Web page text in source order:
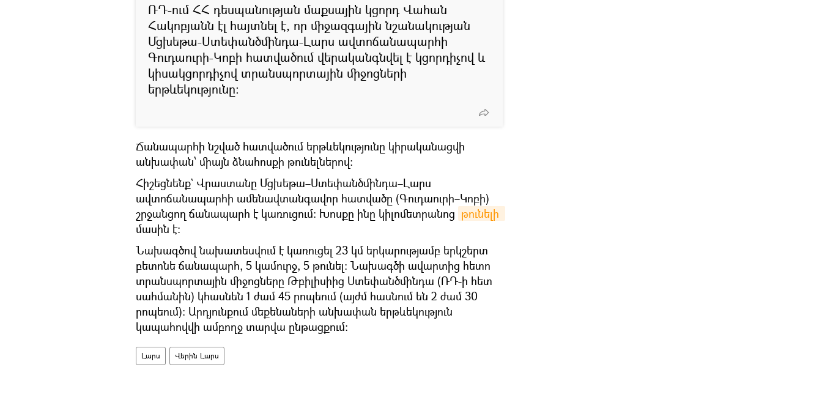
ՌԴ-ում ՀՀ դեսպանության մաքսային կցորդ Վահան
Հակոբյանն էլ հայտնել է, որ միջազգային նշանակության
Մցխեթա-Ստեփանծմինդա-Լարս ավտոճանապարհի
Գուդաուրի-Կոբի հատվածում վերականգնվել է կցորդիչով և
կիսակցորդիչով տրանսպորտային միջոցների
երթևեկությունը։
Ճանապարհի նշված հատվածում երթևեկությունը կիրականացվի
անխափան՝ միայն ձնահոսքի թունելներով։
Հիշեցնենք` Վրաստանը Մցխեթա–Ստեփանծմինդա–Լարս
ավտոճանապարհի ամենավտանգավոր հատվածը (Գուդաուրի–Կոբի)
շրջանցող ճանապարհ է կառուցում։ Խոսքը ինը կիլոմետրանոց
մասին է։
Նախագծով նախատեսվում է կառուցել 23 կմ երկարությամբ երկշերտ
բետոնե ճանապարհ, 5 կամուրջ, 5 թունել։ Նախագծի ավարտից հետո
տրանսպորտային միջոցները Թբիլիսիից Ստեփանծմինդա (ՌԴ-ի հետ
սահմանին) կհասնեն 1 ժամ 45 րոպեում (այժմ հասնում են 2 ժամ 30
րոպեում)։ Արդյունքում մեքենաների անխափան երթևեկություն
կապահովվի ամբողջ տարվա ընթացքում:
Լարս Վերին Լարս